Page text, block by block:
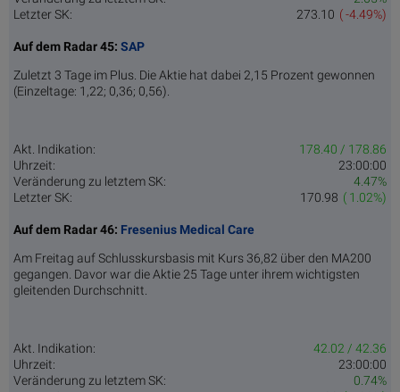
Letzter SK:
( -4.49%)
273.10
Auf dem Radar 45: SAP
Zuletzt 3 Tage im Plus. Die Aktie hat dabei 2,15 Prozent gewonnen
(Einzeltage: 1,22; 0,36; 0,56).
Akt. Indikation:
178.40 / 178.86
Uhrzeit:
23:00:00
Veränderung zu letztem SK:
4.47%
Letzter SK:
( 1.02%)
170.98
Auf dem Radar 46: Fresenius Medical Care
Am Freitag auf Schlusskursbasis mit Kurs 36,82 über den MA200
gegangen. Davor war die Aktie 25 Tage unter ihrem wichtigsten
gleitenden Durchschnitt.
Akt. Indikation:
42.02 / 42.36
Uhrzeit:
23:00:00
Veränderung zu letztem SK:
0.74%